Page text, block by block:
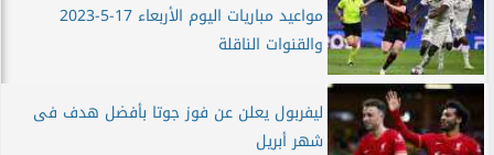
مواعيد مباريات اليوم الأربعاء 17-5-2023
والقنوات الناقلة
ليفربول يعلن عن فوز جوتا بأفضل هدف فى
شهر أبريل